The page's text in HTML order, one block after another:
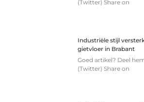
(Twitter) Share on
Industriële stijl
gietvloer in Brabant
Goed artikel? Deel
(Twitter) Share on